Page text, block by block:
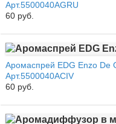
Арт.5500040AGRU
60 руб.
Аромаспрей EDG Enzo De
Арт.5500040ACIV
60 руб.